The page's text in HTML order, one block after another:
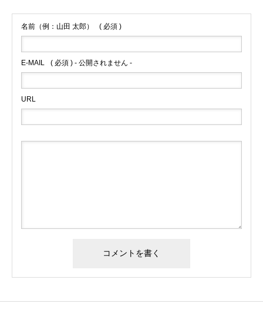
名前（例：山田 太郎） ( 必須 )
E-MAIL ( 必須 ) - 公開されません -
URL